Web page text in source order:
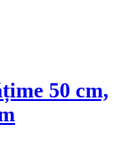
50 cm,